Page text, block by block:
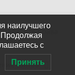
. Все права
сайтов
наилучшего
Продолжая
с
Принять